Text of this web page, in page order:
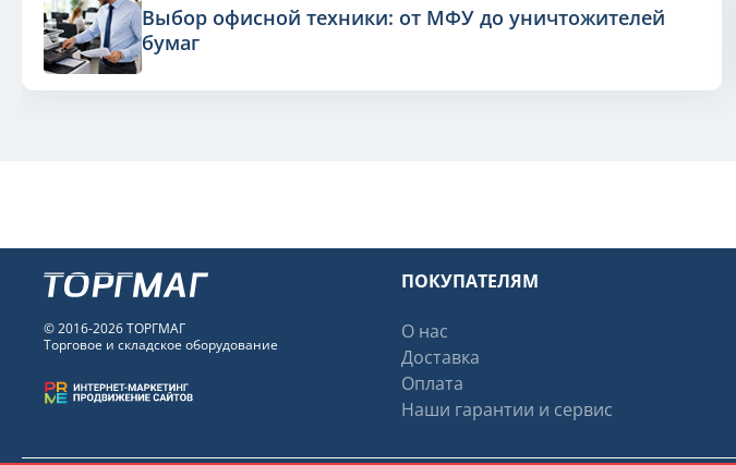
Выбор офисной техники: от МФУ до уничтожителей
бумаг
© 2016-2026 ТОРГМАГ
Торговое и складское оборудование
ПОКУПАТЕЛЯМ
О нас
Доставка
Оплата
Наши гарантии и сервис